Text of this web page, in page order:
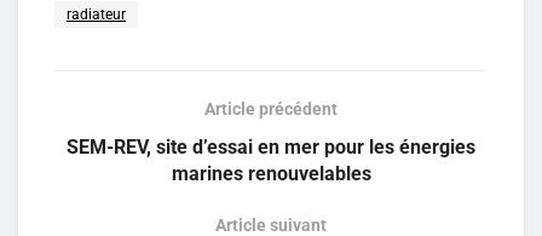
radiateur
Article précédent
SEM-REV, site d’essai en mer pour les énergies
marines renouvelables
Article suivant